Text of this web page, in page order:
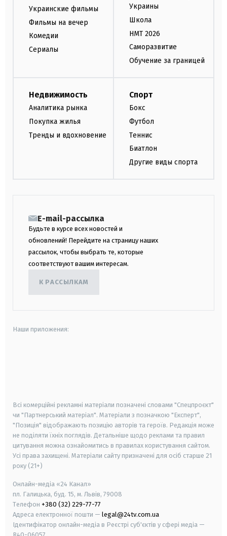
Украинские фильмы
Фильмы на вечер
Комедии
Сериалы
Украины
Школа
НМТ 2026
Саморазвитие
Обучение за границей
Недвижимость
Аналитика рынка
Покупка жилья
Тренды и вдохновение
Спорт
Бокс
Футбол
Теннис
Биатлон
Другие виды спорта
E-mail-рассылка
Будьте в курсе всех новостей и
обновлений! Перейдите на страницу наших
рассылок, чтобы выбрать те, которые
соответствуют вашим интересам.
К РАССЫЛКАМ
Наши приложения:
Всі комерційні рекламні матеріали позначені словами "Спецпроєкт"
чи "Партнерський матеріал". Матеріали з позначкою "Експерт",
"Позиція" відображають позицію авторів та героїв. Редакція може
не поділяти їхніх поглядів. Детальніше щодо реклами та правил
цитування можна ознайомитись в правилах користування сайтом.
Усі права захищені. Матеріали сайту призначені для осіб старше 21
року (21+)
Онлайн-медіа «24 Канал»
пл. Галицька, буд. 15, м. Львів, 79008
Телефон +380 (32) 229-77-77
Адреса електронної пошти — legal@24tv.com.ua
Ідентифікатор онлайн-медіа в Реєстрі суб'єктів у сфері медіа —